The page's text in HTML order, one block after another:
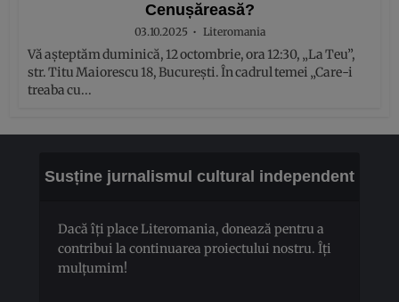
Cenușăreasă?
03.10.2025 Literomania
Vă așteptăm duminică, 12 octombrie, ora 12:30, „La Teu”,
str. Titu Maiorescu 18, București. În cadrul temei „Care-i
treaba cu...
Susține jurnalismul cultural independent
Dacă îți place Literomania, donează pentru a
contribui la continuarea proiectului nostru. Îți
mulțumim!